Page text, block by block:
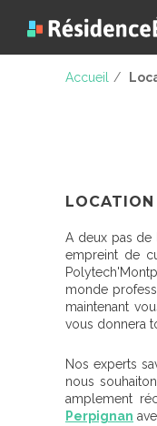
Accueil /
LOCATION
A deux pas de
empreint de
monde
maintenant
vous donnera
Nos experts
nous
amplement
Perpignan